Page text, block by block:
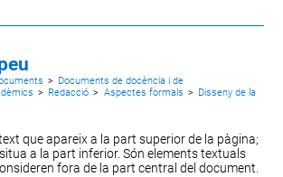
> Documents de docència i de
> Redacció > Aspectes formals > Disseny de la
que apareix a la part superior de la pàgina;
a la part inferior. Són elements textuals
fora de la part central del document.